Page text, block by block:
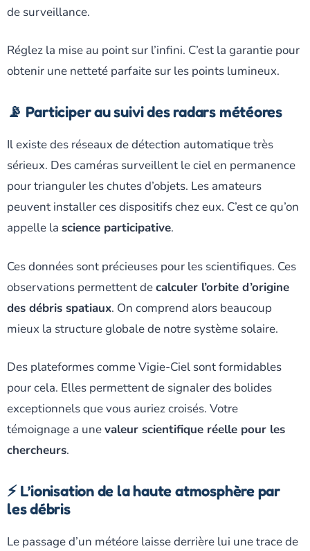
de surveillance.
Réglez la mise au point sur l’infini. C’est la garantie pour
obtenir une netteté parfaite sur les points lumineux.
📡 Participer au suivi des radars météores
Il existe des réseaux de détection automatique très
sérieux. Des caméras surveillent le ciel en permanence
pour trianguler les chutes d’objets. Les amateurs
peuvent installer ces dispositifs chez eux. C’est ce qu’on
appelle la science participative.
Ces données sont précieuses pour les scientifiques. Ces
observations permettent decalculer l’orbite d’origine
des débris spatiaux. On comprend alors beaucoup
mieux la structure globale de notre système solaire.
Des plateformes comme Vigie-Ciel sont formidables
pour cela. Elles permettent de signaler des bolides
exceptionnels que vous auriez croisés. Votre
témoignage a unevaleur scientifique réelle pour les
chercheurs.
⚡ L’ionisation de la haute atmosphère par
les débris
Le passage d’un météore laisse derrière lui une trace de